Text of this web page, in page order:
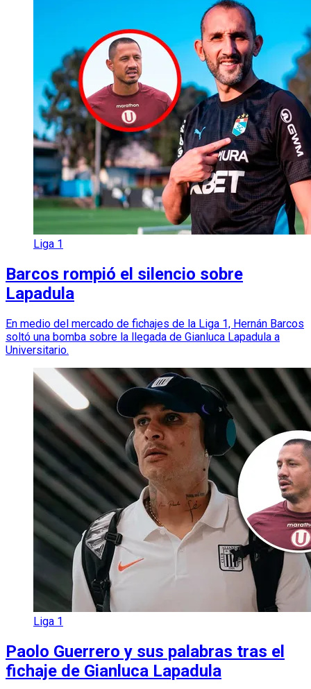
Liga 1
Barcos rompió el silencio sobre
Lapadula
En medio del mercado de fichajes de la Liga 1, Hernán Barcos
soltó una bomba sobre la llegada de Gianluca Lapadula a
Universitario.
Liga 1
Paolo Guerrero y sus palabras tras el
fichaje de Gianluca Lapadula